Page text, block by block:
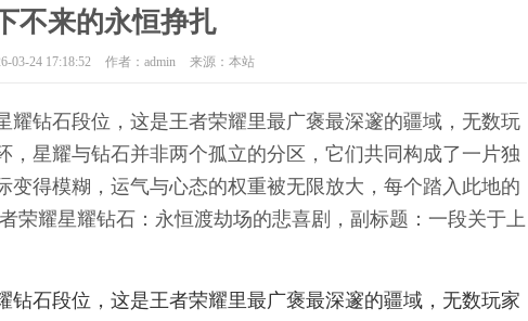
不来的永恒挣扎
03-24 17:18:52 作者：admin 来源：本站
耀钻石段位，这是王者荣耀里最广褒最深邃的疆域，无数玩
，星耀与钻石并非两个孤立的分区，它们共同构成了一片独
变得模糊，运气与心态的权重被无限放大，每个踏入此地的
荣耀星耀钻石：永恒渡劫场的悲喜剧，副标题：一段关于上
钻石段位，这是王者荣耀里最广褒最深邃的疆域，无数玩家